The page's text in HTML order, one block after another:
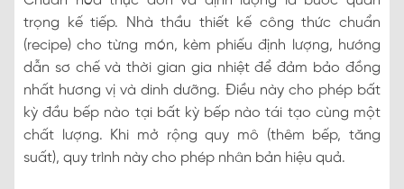
trọng kế tiếp. Nhà thầu thiết kế công thức chuẩn
(recipe) cho từng món, kèm phiếu định lượng, hướng
dẫn sơ chế và thời gian gia nhiệt để đảm bảo đồng
nhất hương vị và dinh dưỡng. Điều này cho phép bất
kỳ đầu bếp nào tại bất kỳ bếp nào tái tạo cùng một
chất lượng. Khi mở rộng quy mô (thêm bếp, tăng
suất), quy trình này cho phép nhân bản hiệu quả.